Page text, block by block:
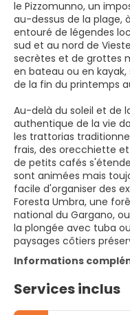
le Pizzomunno, un
au-dessus de la plage,
entouré de légendes
sud et au nord de
secrètes et de grottes
en bateau ou en
de la fin du printemps
Au-delà du soleil et de
authentique de la vie
les trattorias
frais, des orecchiette
de petits cafés
sont animées mais
facile d'organiser des
Foresta Umbra, une
national du Gargano,
la plongée avec tuba
paysages côtiers
Informations
Services inclus